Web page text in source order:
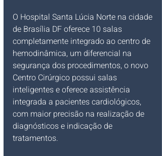
O Hospital Santa Lúcia Norte na cidade
de Brasília DF oferece 10 salas
completamente integrado ao centro de
hemodinâmica, um diferencial na
segurança dos procedimentos, o novo
Centro Cirúrgico possui salas
inteligentes e oferece assistência
integrada a pacientes cardiológicos,
com maior precisão na realização de
diagnósticos e indicação de
tratamentos.